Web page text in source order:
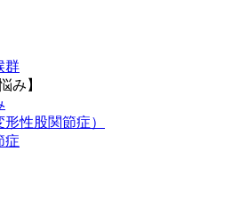
群
み】
性股関節症）
症